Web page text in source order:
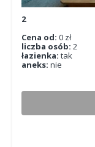
2
Cena od: 0 zł
liczba osób: 2
łazienka: tak
aneks: nie